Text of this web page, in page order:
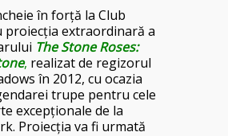
în forță la Club
proiecția extraordinară a
The Stone Roses:
, realizat de regizorul
în 2012, cu ocazia
trupe pentru cele
excepționale de la
Proiecția va fi urmată